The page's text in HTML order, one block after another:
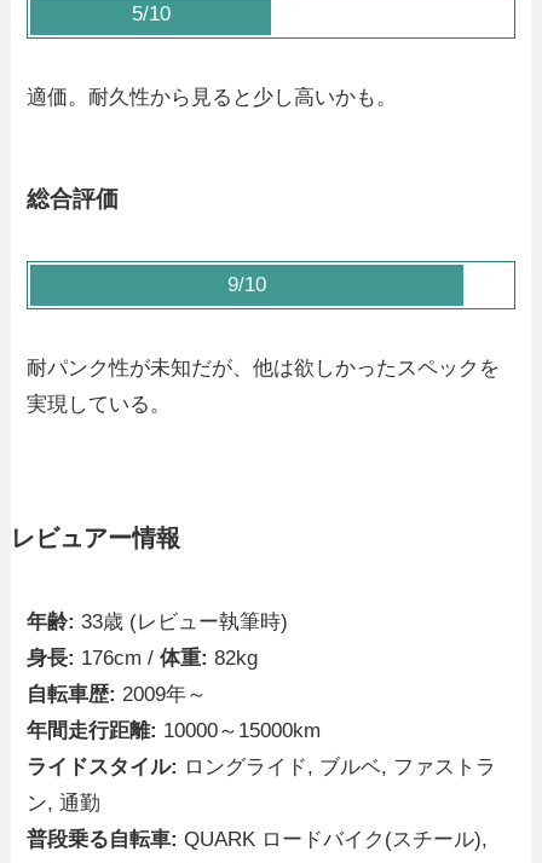
5/10
適価。耐久性から見ると少し高いかも。
総合評価
9/10
耐パンク性が未知だが、他は欲しかったスペックを
実現している。
レビュアー情報
年齢: 33歳 (レビュー執筆時)
身長: 176cm /体重: 82kg
自転車歴: 2009年～
年間走行距離: 10000～15000km
ライドスタイル: ロングライド, ブルベ, ファストラ
ン, 通勤
普段乗る自転車: QUARK ロードバイク(スチール),